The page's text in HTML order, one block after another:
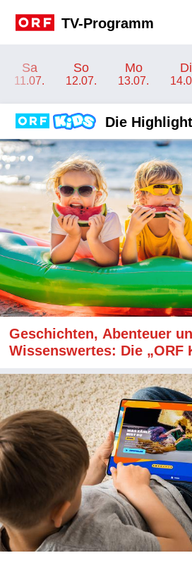
TV-Programm
Channel-Frontpage ORF KIDS
Sa
11.07.
So
12.07.
Mo
13.07.
Di
Die
Geschichten, Abenteuer
Wissenswertes: Die „ORF